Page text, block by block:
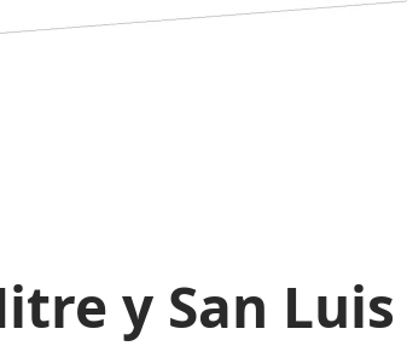
y San Luis